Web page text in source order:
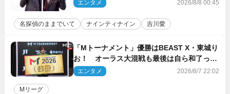
エンタメ 2026/8/8 00:45
名探偵のままでいて ナインティナイン 吉川愛
「Mトーナメント」優勝はBEAST X・東城り
お！ オーラス大混戦も最後は自ら和了って
幕引き
エンタメ 2026/8/7 22:02
Mリーグ